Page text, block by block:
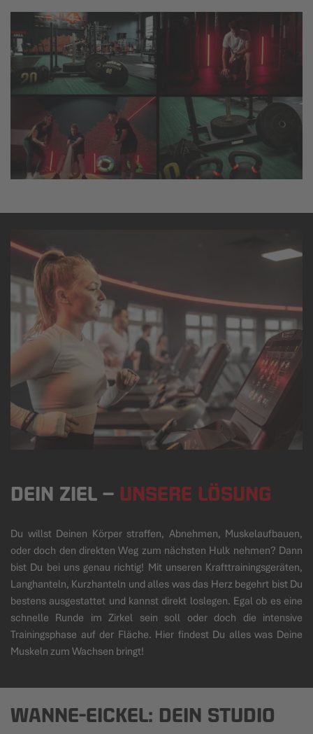
DEIN ZIEL – UNSERE LÖSUNG
Du willst Deinen Körper straffen, Abnehmen, Muskelaufbauen,
oder doch den direkten Weg zum nächsten Hulk nehmen? Dann
bist Du bei uns genau richtig! Mit unseren Krafttrainingsgeräten,
Langhanteln, Kurzhanteln und alles was das Herz begehrt bist Du
bestens ausgestattet und kannst direkt loslegen. Egal ob es eine
schnelle Runde im Zirkel sein soll oder doch die intensive
Trainingsphase auf der Fläche. Hier findest Du alles was Deine
Muskeln zum Wachsen bringt!
WANNE-EICKEL: DEIN STUDIO